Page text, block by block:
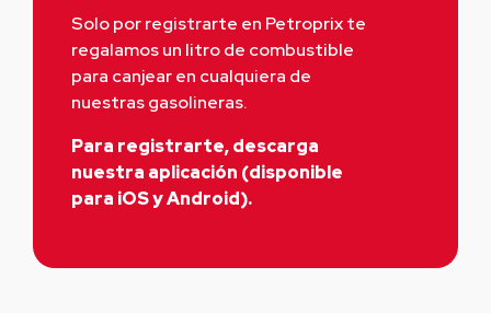
Solo por registrarte en Petroprix te
regalamos un litro de combustible
para canjear en cualquiera de
nuestras gasolineras.
Para registrarte, descarga
nuestra aplicación (disponible
para iOS y Android).